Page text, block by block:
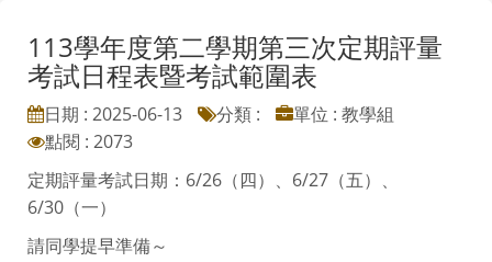
113學年度第二學期第三次定期評量
考試日程表暨考試範圍表
日期 : 2025-06-13 分類 :
單位 : 教學組
點閱 : 2073
定期評量考試日期：6/26（四）、6/27（五）、
6/30（一）
請同學提早準備～